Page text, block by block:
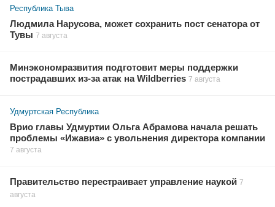
Республика Тыва
Людмила Нарусова, может сохранить пост сенатора от
Тувы 7 августа
Минэкономразвития подготовит меры поддержки
пострадавших из-за атак на Wildberries 7 августа
Удмуртская Республика
Врио главы Удмуртии Ольга Абрамова начала решать
проблемы «Ижавиа» с увольнения директора компании
7 августа
Правительство перестраивает управление наукой 7
августа